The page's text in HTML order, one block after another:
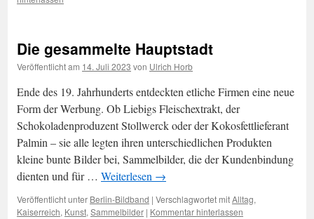
Die gesammelte Hauptstadt
Veröffentlicht am 14. Juli 2023 von Ulrich Horb
Ende des 19. Jahrhunderts entdeckten etliche Firmen eine neue
Form der Werbung. Ob Liebigs Fleischextrakt, der
Schokoladenproduzent Stollwerck oder der Kokosfettlieferant
Palmin – sie alle legten ihren unterschiedlichen Produkten
kleine bunte Bilder bei, Sammelbilder, die der Kundenbindung
dienten und für … Weiterlesen →
Veröffentlicht unter Berlin-Bildband | Verschlagwortet mitAlltag,
Kaiserreich, Kunst, Sammelbilder | Kommentar hinterlassen